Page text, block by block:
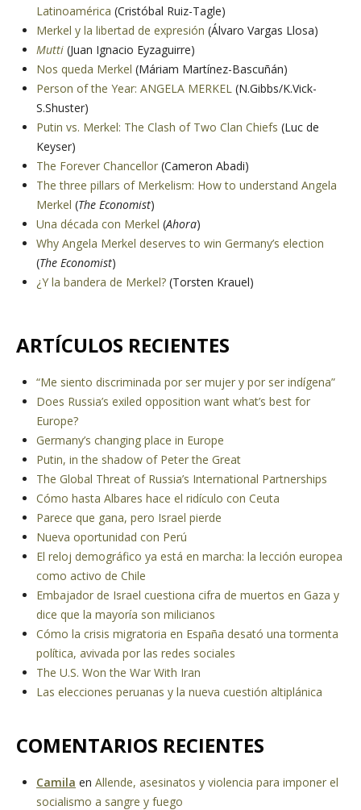
Latinoamérica (Cristóbal Ruiz-Tagle)
Merkel y la libertad de expresión (Álvaro Vargas Llosa)
Mutti (Juan Ignacio Eyzaguirre)
Nos queda Merkel (Máriam Martínez-Bascuñán)
Person of the Year: ANGELA MERKEL (N.Gibbs/K.Vick-
S.Shuster)
Putin vs. Merkel: The Clash of Two Clan Chiefs (Luc de
Keyser)
The Forever Chancellor (Cameron Abadi)
The three pillars of Merkelism: How to understand Angela
Merkel (The Economist)
Una década con Merkel (Ahora)
Why Angela Merkel deserves to win Germany’s election
(The Economist)
¿Y la bandera de Merkel? (Torsten Krauel)
ARTÍCULOS RECIENTES
“Me siento discriminada por ser mujer y por ser indígena”
Does Russia’s exiled opposition want what’s best for
Europe?
Germany’s changing place in Europe
Putin, in the shadow of Peter the Great
The Global Threat of Russia’s International Partnerships
Cómo hasta Albares hace el ridículo con Ceuta
Parece que gana, pero Israel pierde
Nueva oportunidad con Perú
El reloj demográfico ya está en marcha: la lección europea
como activo de Chile
Embajador de Israel cuestiona cifra de muertos en Gaza y
dice que la mayoría son milicianos
Cómo la crisis migratoria en España desató una tormenta
política, avivada por las redes sociales
The U.S. Won the War With Iran
Las elecciones peruanas y la nueva cuestión altiplánica
COMENTARIOS RECIENTES
Camila en Allende, asesinatos y violencia para imponer el
socialismo a sangre y fuego